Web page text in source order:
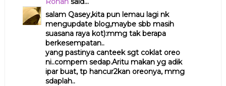
salam Qasey,kita pun lemau lagi nk
mengupdate blog,maybe sbb masih
suasana raya kot):mmg tak berapa
berkesempatan..
yang pastinya canteek sgt coklat oreo
ni..compem sedap.Aritu makan yg adik
ipar buat, tp hancur2kan oreonya, mmg
sdaplah..